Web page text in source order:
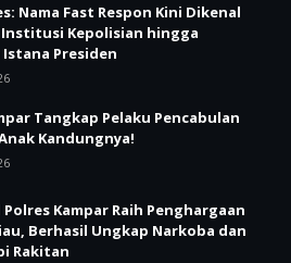
Nama Fast Respon Kini Dikenal
Institusi Kepolisian hingga
Presiden
Tangkap Pelaku Pencabulan
Kandungnya!
Polres Kampar Raih Penghargaan
Berhasil Ungkap Narkoba dan
Rakitan